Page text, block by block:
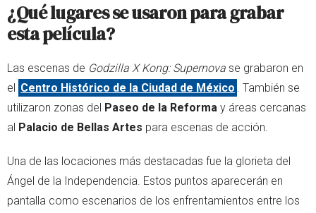
¿Qué lugares se usaron para grabar
esta película?
Las escenas de Godzilla X Kong: Supernova se grabaron en
el Centro Histórico de la Ciudad de México . También se
utilizaron zonas del Paseo de la Reforma y áreas cercanas
al Palacio de Bellas Artes para escenas de acción.
Una de las locaciones más destacadas fue la glorieta del
Ángel de la Independencia. Estos puntos aparecerán en
pantalla como escenarios de los enfrentamientos entre los